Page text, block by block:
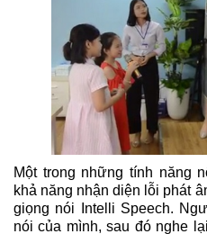
Một trong những tính năng
khả năng nhận diện lỗi phát
giọng nói Intelli Speech.
nói của mình, sau đó nghe